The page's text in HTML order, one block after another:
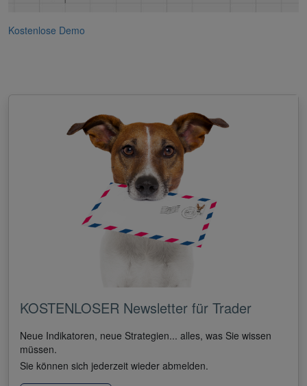
Kostenlose Demo
KOSTENLOSER Newsletter für Trader
Neue Indikatoren, neue Strategien... alles, was Sie wissen
müssen.
Sie können sich jederzeit wieder abmelden.